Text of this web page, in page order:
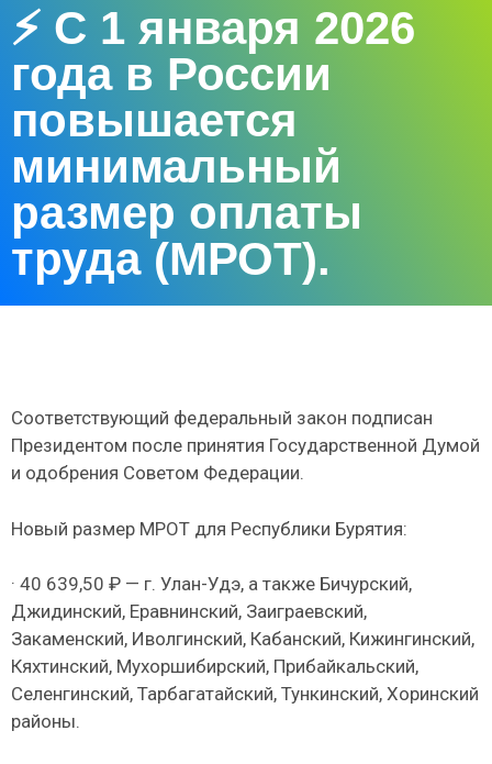
⚡️ С 1 января 2026
года в России
повышается
минимальный
размер оплаты
труда (МРОТ).
Соответствующий федеральный закон подписан
Президентом после принятия Государственной Думой
и одобрения Советом Федерации.
Новый размер МРОТ для Республики Бурятия:
· 40 639,50 ₽ — г. Улан-Удэ, а также Бичурский,
Джидинский, Еравнинский, Заиграевский,
Закаменский, Иволгинский, Кабанский, Кижингинский,
Кяхтинский, Мухоршибирский, Прибайкальский,
Селенгинский, Тарбагатайский, Тункинский, Хоринский
районы.